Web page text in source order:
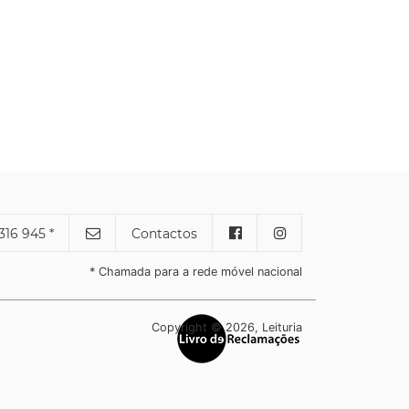
945 * Contactos
* Chamada para a rede móvel nacional
Copyright © 2026, Leituria